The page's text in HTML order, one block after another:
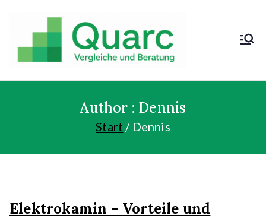
springen
Kosten sparen
Author : Dennis
Start Dennis
Elektrokamin – Vorteile und